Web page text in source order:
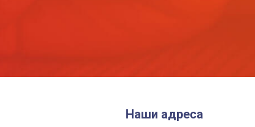
Наши адреса